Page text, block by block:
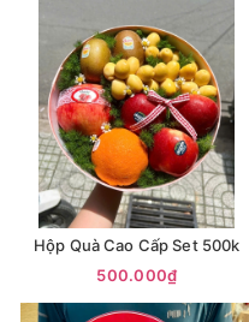
Hộp Quà Cao Cấp Set 500k
500.000₫